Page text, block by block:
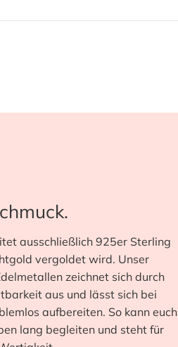
ausschließlich 925er Sterling
vergoldet wird. Unser
zeichnet sich durch
aus und lässt sich bei
aufbereiten. So kann euch
lang begleiten und steht für